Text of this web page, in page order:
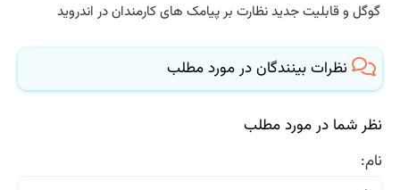
گوگل و قابلیت جدید نظارت بر پیامک های کارمندان در اندروید
نظرات بینندگان در مورد مطلب
نظر شما در مورد مطلب
نام: